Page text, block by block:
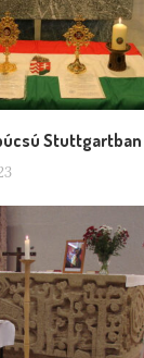
Stuttgartban